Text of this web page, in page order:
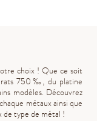
choix ! Que ce soit
750‰, du platine
modèles. Découvrez
métaux ainsi que
de type de métal !